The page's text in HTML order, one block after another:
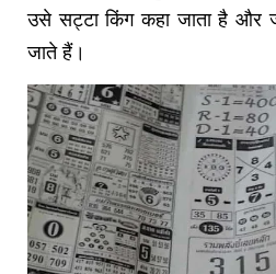
उसे सट्टा किंग कहा जाता है
जाते हैं।